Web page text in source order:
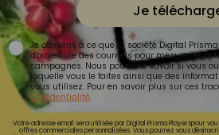
Je
Je consens à ce que la société Digital
d'ouverture des courriels pour mesurer et
campagnes. Nous pourrons savoir si vous
laquelle vous le faites ainsi que des
vous utilisez. Pour en savoir plus sur ces
confidentialité.
Votre adresse email sera utilisée par Digital Prisma Playerspour
offres commerciales personnalisées. Vous pourrez vous